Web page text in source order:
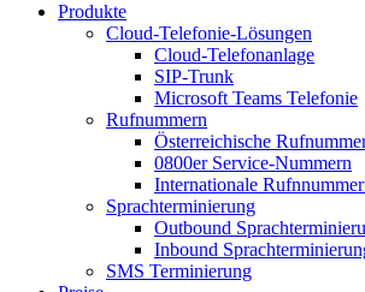
Produkte
Cloud-Telefonie-Lösungen
Cloud-Telefonanlage
SIP-Trunk
Microsoft Teams Telefonie
Rufnummern
Österreichische
0800er Service-Nummern
Internationale
Sprachterminierung
Outbound
Inbound
SMS Terminierung